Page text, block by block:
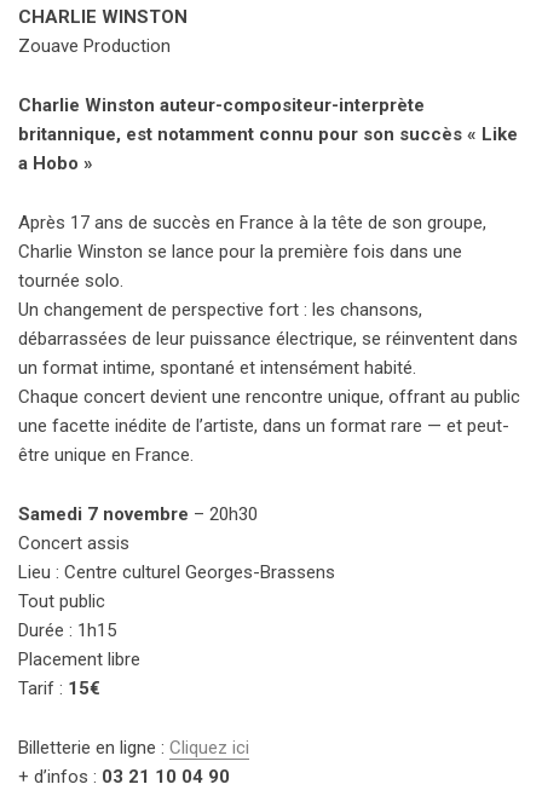
CHARLIE WINSTON
Zouave Production
Charlie Winston auteur-compositeur-interprète
britannique, est notamment connu pour son succès « Like
a Hobo »
Après 17 ans de succès en France à la tête de son groupe,
Charlie Winston se lance pour la première fois dans une
tournée solo.
Un changement de perspective fort : les chansons,
débarrassées de leur puissance électrique, se réinventent dans
un format intime, spontané et intensément habité.
Chaque concert devient une rencontre unique, offrant au public
une facette inédite de l’artiste, dans un format rare — et peut-
être unique en France.
Samedi 7 novembre – 20h30
Concert assis
Lieu : Centre culturel Georges-Brassens
Tout public
Durée : 1h15
Placement libre
Tarif : 15€
Billetterie en ligne : Cliquez ici
+ d’infos : 03 21 10 04 90